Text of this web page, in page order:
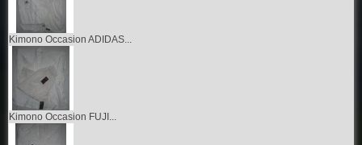
Kimono Occasion ADIDAS...
Kimono Occasion FUJI...